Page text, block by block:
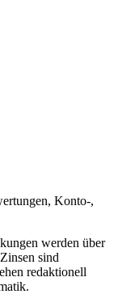
Konto-,
werden über
sind
redaktionell